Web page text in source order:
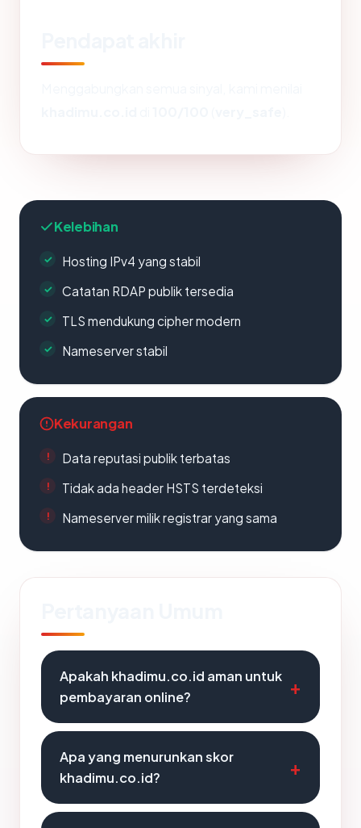
Kelebihan
Hosting IPv4 yang stabil
Catatan RDAP publik tersedia
TLS mendukung cipher modern
Nameserver stabil
Kekurangan
Data reputasi publik terbatas
Tidak ada header HSTS terdeteksi
Nameserver milik registrar yang sama
Apakah khadimu.co.id aman untuk
pembayaran online?
Apa yang menurunkan skor
khadimu.co.id?